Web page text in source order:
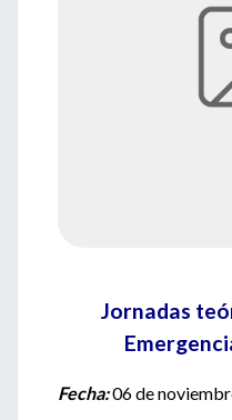
Jornadas
Fecha:06 de